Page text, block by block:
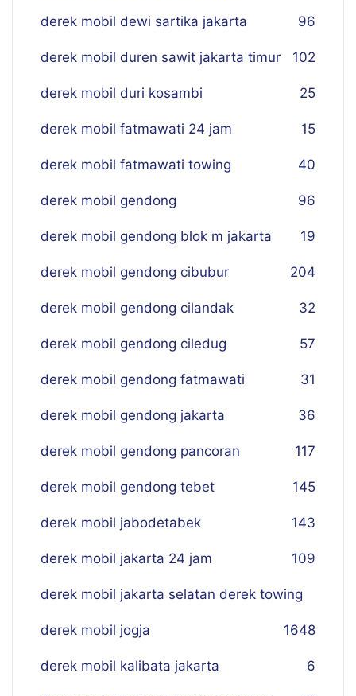
derek mobil dewi sartika jakarta 96
derek mobil duren sawit jakarta timur 102
derek mobil duri kosambi 25
derek mobil fatmawati 24 jam 15
derek mobil fatmawati towing 40
derek mobil gendong 96
derek mobil gendong blok m jakarta 19
derek mobil gendong cibubur 204
derek mobil gendong cilandak 32
derek mobil gendong ciledug 57
derek mobil gendong fatmawati 31
derek mobil gendong jakarta 36
derek mobil gendong pancoran 117
derek mobil gendong tebet 145
derek mobil jabodetabek 143
derek mobil jakarta 24 jam 109
derek mobil jakarta selatan derek towing
48
derek mobil jogja 16
derek mobil kalibata jakarta 6